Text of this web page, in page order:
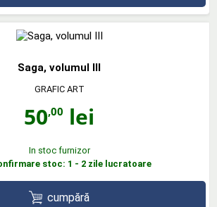
Saga, volumul III
GRAFIC ART
50,00 lei
In stoc furnizor
stoc: 1 - 2 zile lucratoare
cumpără